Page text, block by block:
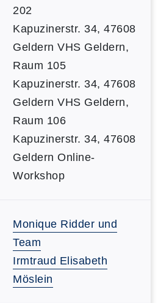
202
Kapuzinerstr. 34, 47608
Geldern VHS Geldern,
Raum 105
Kapuzinerstr. 34, 47608
Geldern VHS Geldern,
Raum 106
Kapuzinerstr. 34, 47608
Geldern Online-
Workshop
Monique Ridder und
Team
Irmtraud Elisabeth
Möslein